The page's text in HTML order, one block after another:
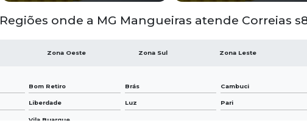
Regiões onde a MG Mangueiras atende Correias
Zona Oeste Zona Sul Zona Leste
Bom Retiro Brás Cambuci
Liberdade Luz Pari
Vila Buarque